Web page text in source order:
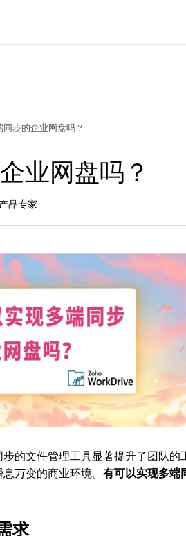
步的企业网盘吗？
业网盘吗？
品专家
的文件管理工具显著提升了团队
万变的商业环境。有可以实现多端
求